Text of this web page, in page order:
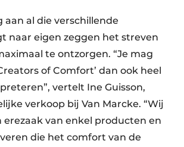
aan al die verschillende
naar eigen zeggen het streven
te ontzorgen. “Je mag
of Comfort’ dan ook heel
vertelt Ine Guisson,
verkoop bij Van Marcke. “Wij
erezaak van enkel producten en
die het comfort van de